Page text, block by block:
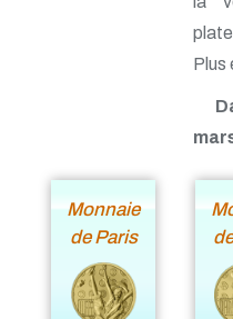
Plus
Monnaie
de Paris